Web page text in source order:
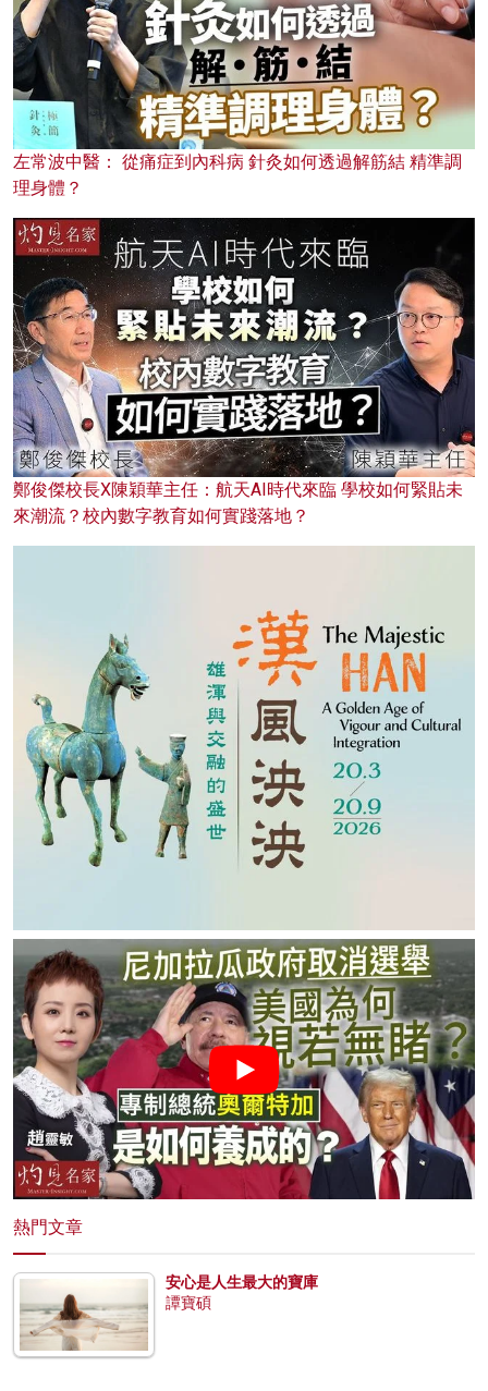
左常波中醫： 從痛症到內科病 針灸如何透過解筋結 精準調
理身體？
鄭俊傑校長X陳穎華主任：航天AI時代來臨 學校如何緊貼未
來潮流？校內數字教育如何實踐落地？
熱門文章
安心是人生最大的寶庫
譚寶碩